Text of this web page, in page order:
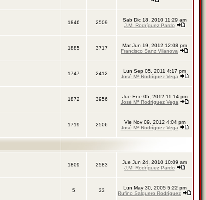
1846 2509
Sab Dic 18, 2010 11:29 am
J.M. Rodríguez Pardo
1885 3717
Mar Jun 19, 2012 12:08 pm
Francisco Sanz Vilanova
1747 2412
Lun Sep 05, 2011 4:17 pm
José Mª Rodríguez Vega
1872 3956
Jue Ene 05, 2012 11:14 pm
José Mª Rodríguez Vega
1719 2506
Vie Nov 09, 2012 4:04 pm
José Mª Rodríguez Vega
1809 2583
Jue Jun 24, 2010 10:09 am
J.M. Rodríguez Pardo
5 33
Lun May 30, 2005 5:22 pm
Rufino Salguero Rodríguez